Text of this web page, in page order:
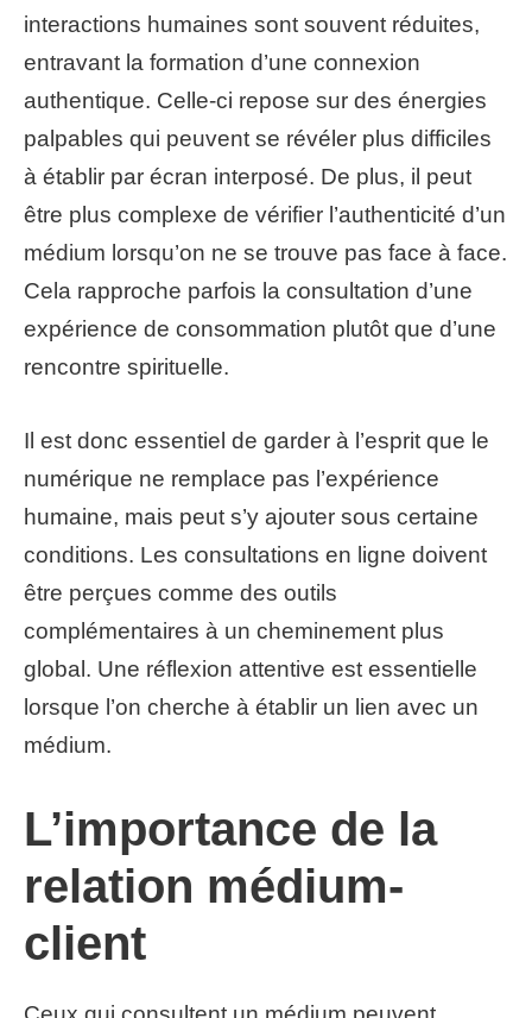
interactions humaines sont souvent réduites,
entravant la formation d’une connexion
authentique. Celle-ci repose sur des énergies
palpables qui peuvent se révéler plus difficiles
à établir par écran interposé. De plus, il peut
être plus complexe de vérifier l’authenticité d’un
médium lorsqu’on ne se trouve pas face à face.
Cela rapproche parfois la consultation d’une
expérience de consommation plutôt que d’une
rencontre spirituelle.
Il est donc essentiel de garder à l’esprit que le
numérique ne remplace pas l’expérience
humaine, mais peut s’y ajouter sous certaine
conditions. Les consultations en ligne doivent
être perçues comme des outils
complémentaires à un cheminement plus
global. Une réflexion attentive est essentielle
lorsque l’on cherche à établir un lien avec un
médium.
L’importance de la
relation médium-
client